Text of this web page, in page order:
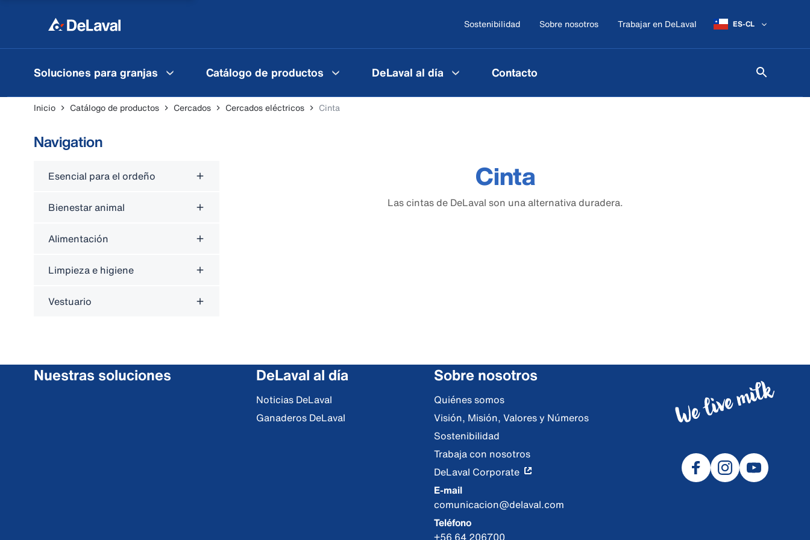
Sostenibilidad Sobre nosotros Trabajar en DeLaval ES-CL
Soluciones para granjas Catálogo de productos DeLaval al día Contacto
Inicio Catálogo de productos Cercados Cercados eléctricos Cinta
Navigation
Esencial para el ordeño
Bienestar animal
Alimentación
Limpieza e higiene
Vestuario
Cinta
Las cintas de DeLaval son una alternativa duradera.
Nuestras soluciones DeLaval al día
Noticias DeLaval
Ganaderos DeLaval
Sobre nosotros
Quiénes somos
Visión, Misión, Valores y Números
Sostenibilidad
Trabaja con nosotros
DeLaval Corporate
E-mail
comunicacion@delaval.com
Teléfono
+56 64 206700